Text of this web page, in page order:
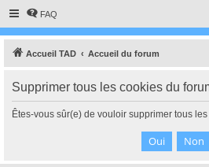
FAQ
Accueil TAD Accueil du forum
Supprimer tous les cookies du
Êtes-vous sûr(e) de vouloir supprimer tous